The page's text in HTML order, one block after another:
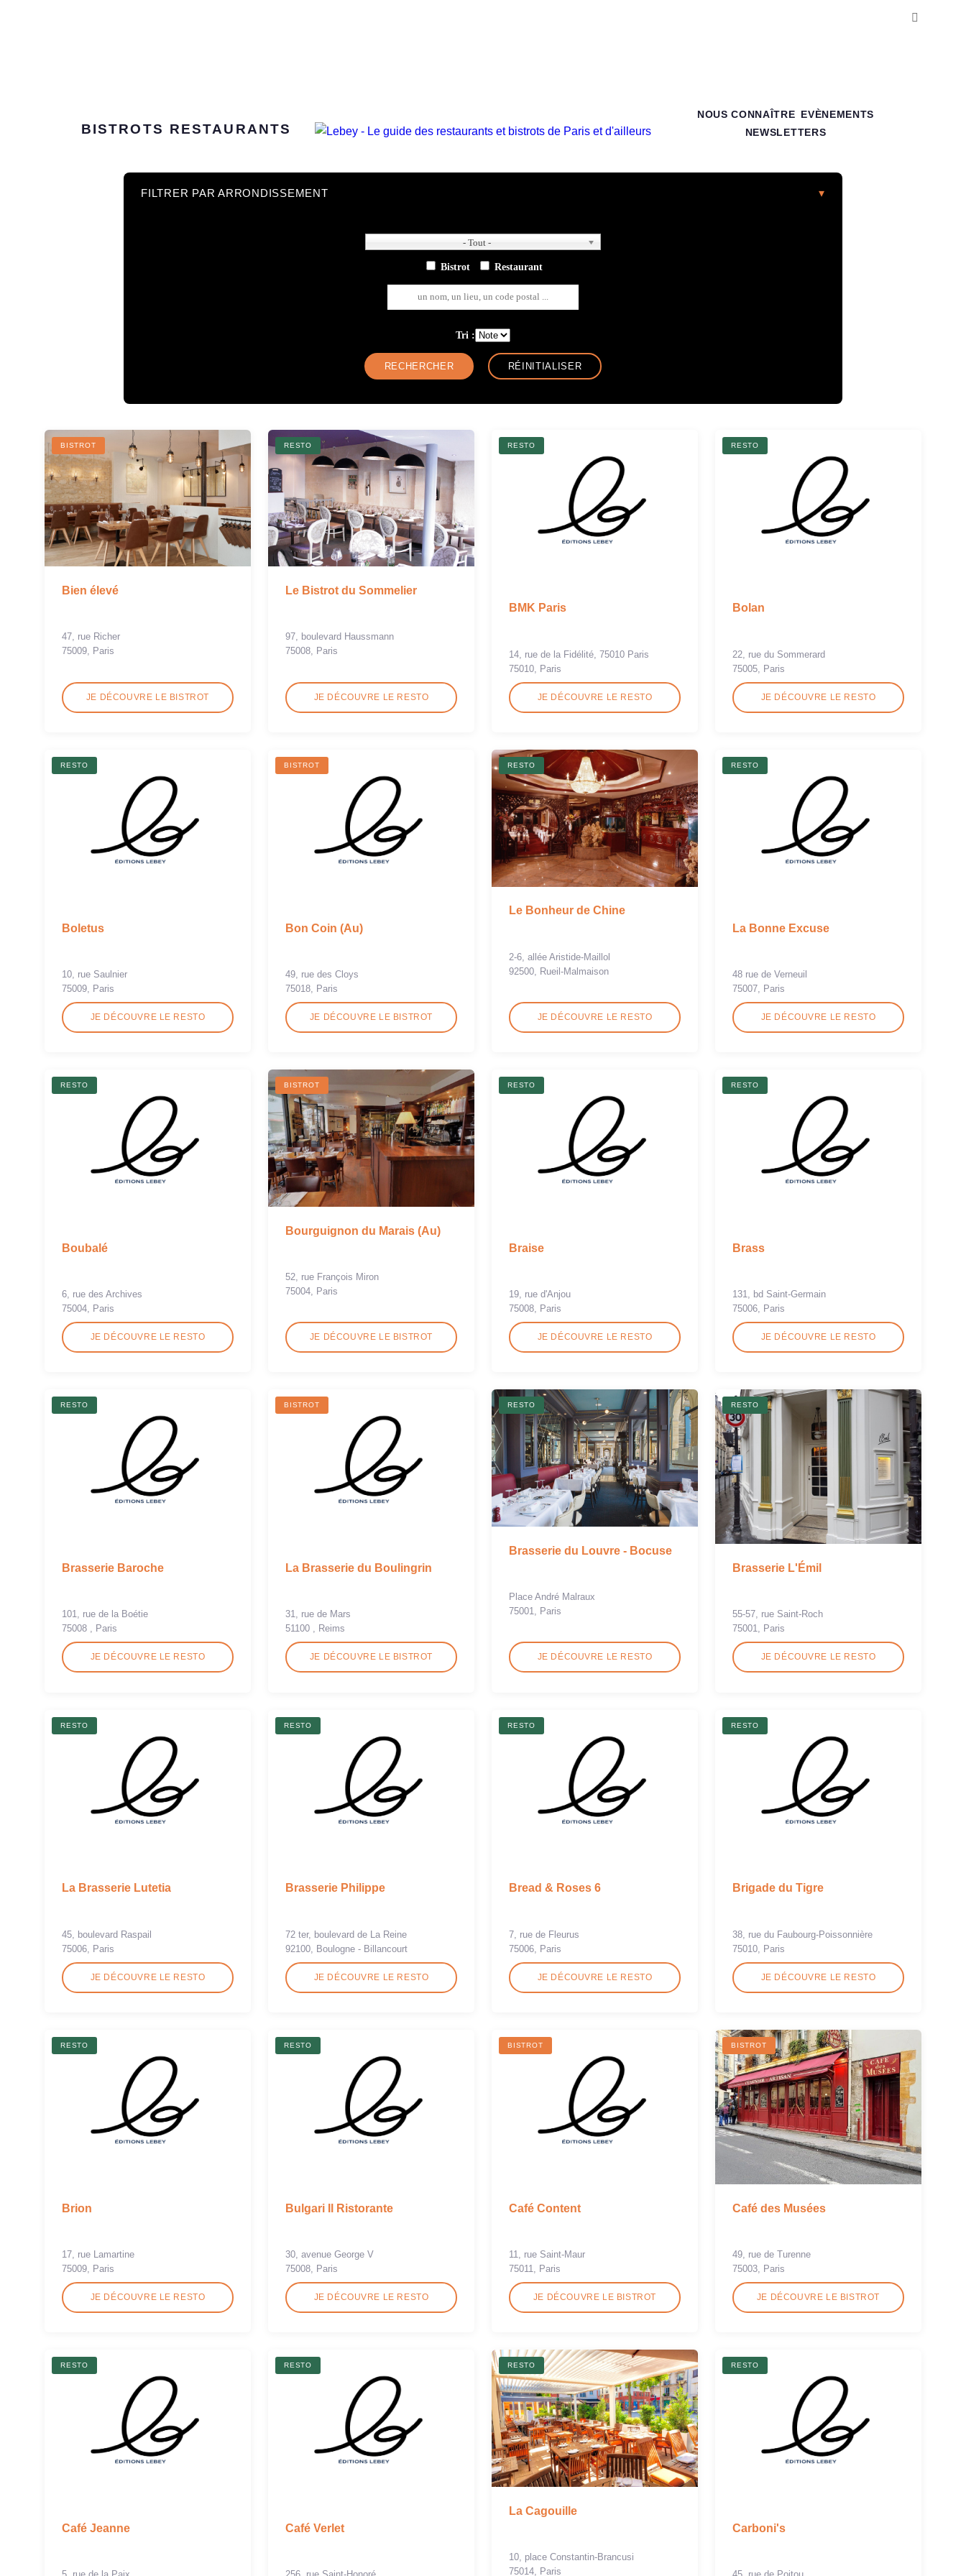
BISTROTS RESTAURANTS
NOUS CONNAÎTRE
EVÈNEMENTS
NEWSLETTERS
FILTRER PAR ARRONDISSEMENT
- Tout -
- Tout -
Bistrot Restaurant
un nom, un lieu, un code postal ...
Tri :
BISTROT
Bien élevé
47, rue Richer
75009, Paris
JE DÉCOUVRE LE BISTROT
RESTO
Le Bistrot du Sommelier
97, boulevard Haussmann
75008, Paris
JE DÉCOUVRE LE RESTO
RESTO
BMK Paris
14, rue de la Fidélité, 75010 Paris
75010, Paris
JE DÉCOUVRE LE RESTO
RESTO
Bolan
22, rue du Sommerard
75005, Paris
JE DÉCOUVRE LE RESTO
RESTO
Boletus
10, rue Saulnier
75009, Paris
JE DÉCOUVRE LE RESTO
BISTROT
Bon Coin (Au)
49, rue des Cloys
75018, Paris
JE DÉCOUVRE LE BISTROT
RESTO
Le Bonheur de Chine
2-6, allée Aristide-Maillol
92500, Rueil-Malmaison
JE DÉCOUVRE LE RESTO
RESTO
La Bonne Excuse
48 rue de Verneuil
75007, Paris
JE DÉCOUVRE LE RESTO
RESTO
Boubalé
6, rue des Archives
75004, Paris
JE DÉCOUVRE LE RESTO
BISTROT
Bourguignon du Marais (Au)
52, rue François Miron
75004, Paris
JE DÉCOUVRE LE BISTROT
RESTO
Braise
19, rue d'Anjou
75008, Paris
JE DÉCOUVRE LE RESTO
RESTO
Brass
131, bd Saint-Germain
75006, Paris
JE DÉCOUVRE LE RESTO
RESTO
Brasserie Baroche
101, rue de la Boétie
75008 , Paris
JE DÉCOUVRE LE RESTO
BISTROT
La Brasserie du Boulingrin
31, rue de Mars
51100 , Reims
JE DÉCOUVRE LE BISTROT
RESTO
Brasserie du Louvre - Bocuse
Place André Malraux
75001, Paris
JE DÉCOUVRE LE RESTO
RESTO
Brasserie L'Émil
55-57, rue Saint-Roch
75001, Paris
JE DÉCOUVRE LE RESTO
RESTO
La Brasserie Lutetia
45, boulevard Raspail
75006, Paris
JE DÉCOUVRE LE RESTO
RESTO
Brasserie Philippe
72 ter, boulevard de La Reine
92100, Boulogne - Billancourt
JE DÉCOUVRE LE RESTO
RESTO
Bread & Roses 6
7, rue de Fleurus
75006, Paris
JE DÉCOUVRE LE RESTO
RESTO
Brigade du Tigre
38, rue du Faubourg-Poissonnière
75010, Paris
JE DÉCOUVRE LE RESTO
RESTO
Brion
17, rue Lamartine
75009, Paris
JE DÉCOUVRE LE RESTO
RESTO
Bulgari Il Ristorante
30, avenue George V
75008, Paris
JE DÉCOUVRE LE RESTO
BISTROT
Café Content
11, rue Saint-Maur
75011, Paris
JE DÉCOUVRE LE BISTROT
BISTROT
Café des Musées
49, rue de Turenne
75003, Paris
JE DÉCOUVRE LE BISTROT
RESTO
Café Jeanne
RESTO
Café Verlet
RESTO
La Cagouille
10, place Constantin-Brancusi
75014, Paris
RESTO
Carboni's